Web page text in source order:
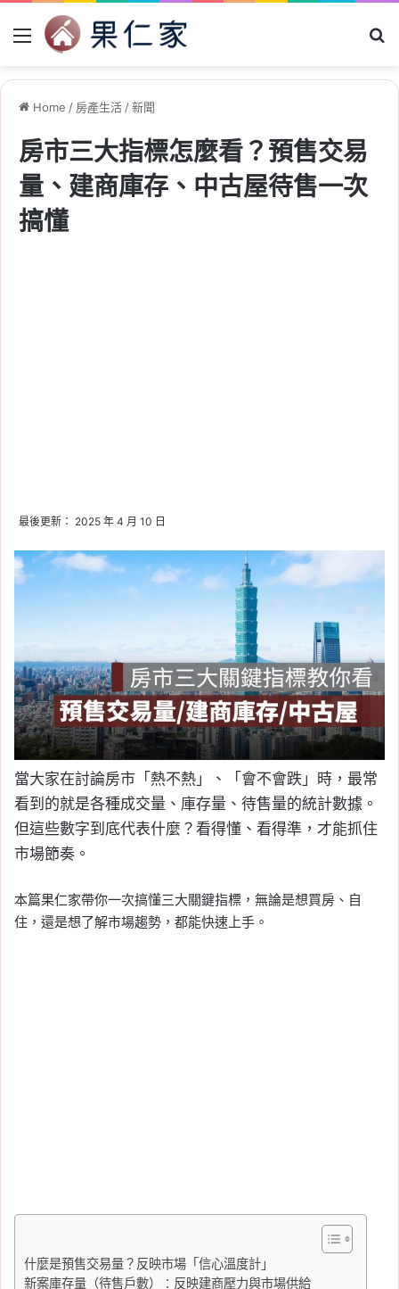
Menu
Home / 房產生活/新聞
房市三大指標怎麼看？預售交易
量、建商庫存、中古屋待售一次
搞懂
最後更新： 2025 年 4 月 10 日
當大家在討論房市「熱不熱」、「會不會跌」時，最常
看到的就是各種成交量、庫存量、待售量的統計數據。
但這些數字到底代表什麼？看得懂、看得準，才能抓住
市場節奏。
本篇果仁家帶你一次搞懂三大關鍵指標，無論是想買房、自
住，還是想了解市場趨勢，都能快速上手。
什麼是預售交易量？反映市場「信心溫度計」
新案庫存量（待售戶數）：反映建商壓力與市場供給